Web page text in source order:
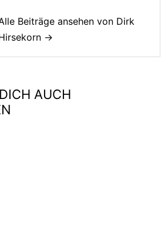
Beiträge ansehen von Dirk
→
AUCH